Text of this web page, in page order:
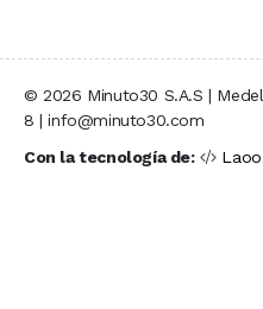
© 2026 Minuto30 S.A.S |
8 | info@minuto30.com
Con la tecnología de: